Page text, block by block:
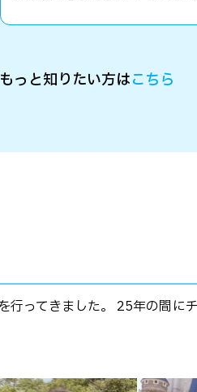
もっと知りたい方はこちら
ってきました。 25年の間に